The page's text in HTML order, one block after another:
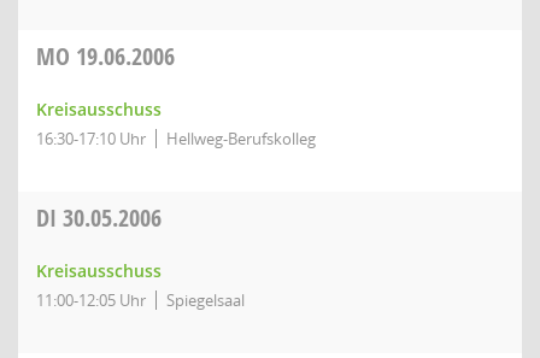
MO 19.06.2006
Kreisausschuss
16:30-17:10 Uhr Hellweg-Berufskolleg
DI 30.05.2006
Kreisausschuss
11:00-12:05 Uhr Spiegelsaal